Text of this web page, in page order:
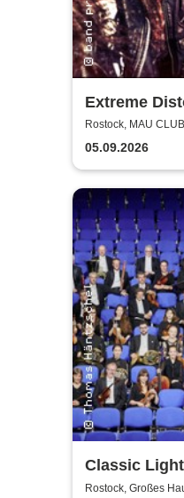
Extreme
XV
Rostock, MAU CLUB
05.09.2026
Classic
Rostock, Großes